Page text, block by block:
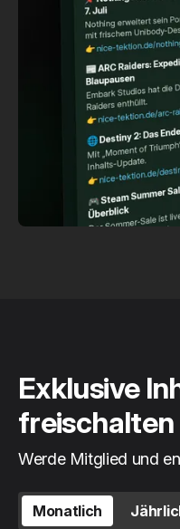
Exklusive
freischalten
Werde Mitglied und
Monatlich